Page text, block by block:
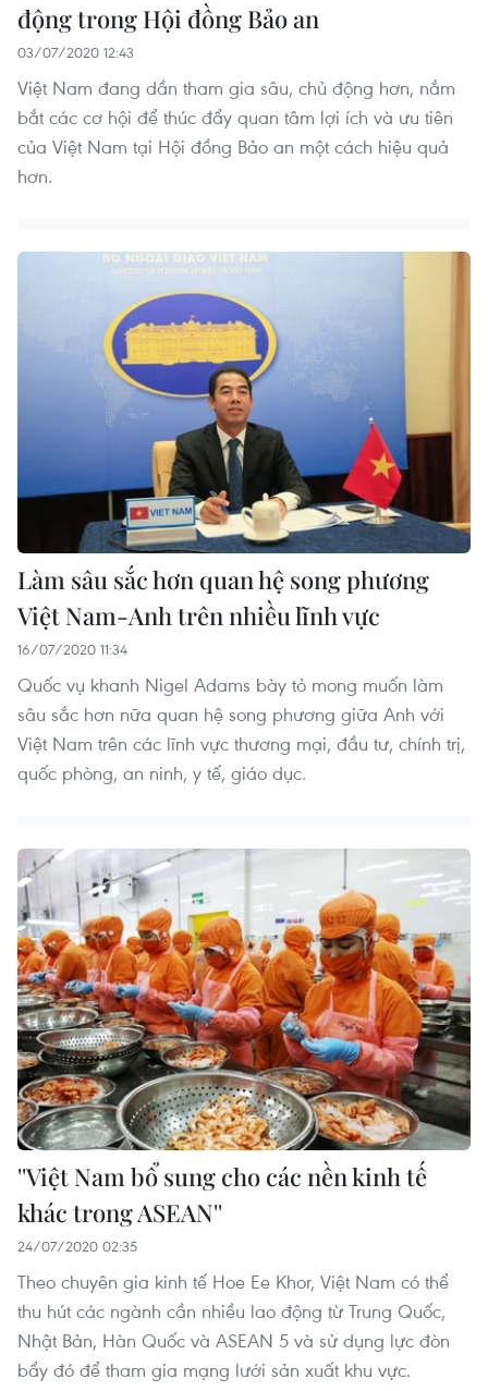
động trong Hội đồng Bảo an
03/07/2020 12:43
Việt Nam đang dần tham gia sâu, chủ động hơn, nắm
bắt các cơ hội để thúc đẩy quan tâm lợi ích và ưu tiên
của Việt Nam tại Hội đồng Bảo an một cách hiệu quả
hơn.
Làm sâu sắc hơn quan hệ song phương
Việt Nam-Anh trên nhiều lĩnh vực
16/07/2020 11:34
Quốc vụ khanh Nigel Adams bày tỏ mong muốn làm
sâu sắc hơn nữa quan hệ song phương giữa Anh với
Việt Nam trên các lĩnh vực thương mại, đầu tư, chính trị,
quốc phòng, an ninh, y tế, giáo dục.
''Việt Nam bổ sung cho các nền kinh tế
khác trong ASEAN''
24/07/2020 02:35
Theo chuyên gia kinh tế Hoe Ee Khor, Việt Nam có thể
thu hút các ngành cần nhiều lao động từ Trung Quốc,
Nhật Bản, Hàn Quốc và ASEAN 5 và sử dụng lực đòn
bẩy đó để tham gia mạng lưới sản xuất khu vực.